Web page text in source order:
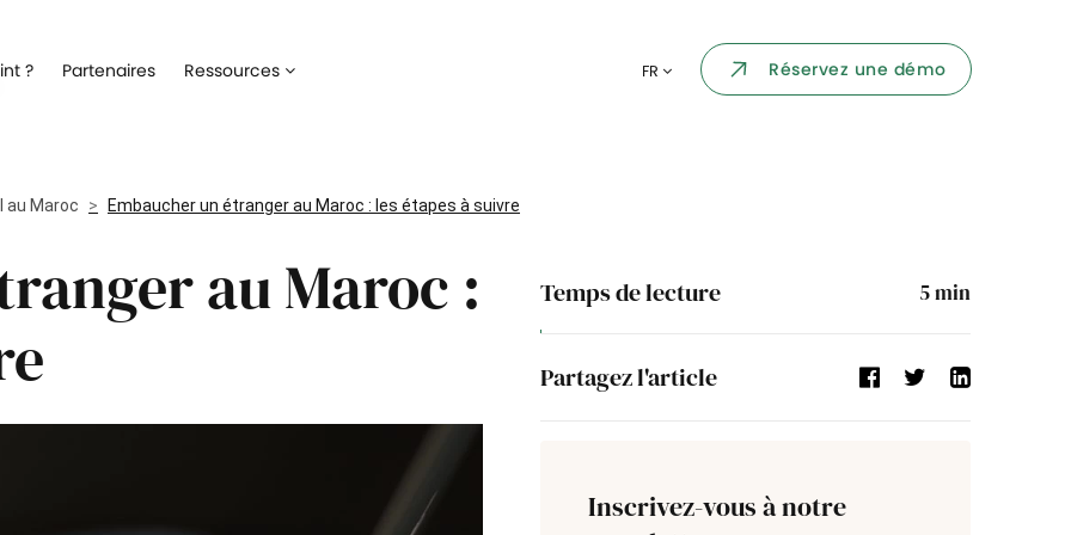
? Partenaires Ressources FR Réservez une démo
au Maroc Embaucher un étranger au Maroc : les étapes à suivre
au Maroc :
Temps de lecture 5min
Partagez l'article
Inscrivez-vous à notre
la gestion de votre processus de
collaborateur
un meilleur suivi des parcours de
de vos collaborateurs
Digitalisez les demandes et le suivi des
collaborateur